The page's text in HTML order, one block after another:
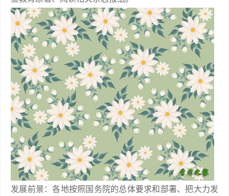
发展前景：各地按照国务院的总体要求和部署、把大力发